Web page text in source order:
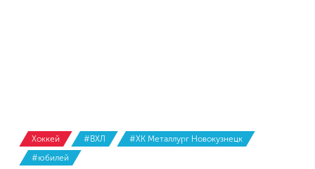
Хоккей #ВХЛ
#ХК Металлург Новокузнецк
#юбилей